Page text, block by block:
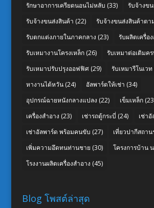
รักษาอาการเครียดนอนไม่หลับ (33) รับจ้างข
รับจ้างขนส่งสินค้า (22) รับจ้างขนส่งสินค้าตา
รับตกแต่งภายในภาคกลาง (23) รับผลิตเครื่อ
รับเหมางานโครงเหล็ก(26) รับเหมาต่อเติมค
รับเหมาปรับปรุงออฟฟิศ(29) รับเหมารีโนเวท
หางานไต้หวัน(24) อัลพาร์ดให้เช่า (34)
อุปกรณ์ฉายหนังกลางแปลง (22) เข็มเหล็ก
เครื่องสำอาง (23) เช่ารถตู้กระบี่ (24) เช่า
เช่าอัลพาร์ด พร้อมคนขับ (27) เที่ยวปากีสถา
เพิ่มความอึดทนท่านชาย (30) โครงการบ้าน
โรงงานผลิตเครื่องสำอาง (45)
Blog โพสต์ล่าสุด